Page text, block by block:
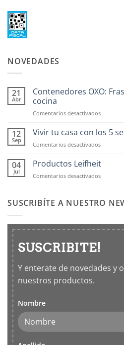
NOVEDADES
21
Abr
Contenedores OXO:
cocina
Comentarios desactivadosen
OXO:
hermticos
cocina
12
Sep
Vivir tu casa con los 5
Comentarios desactivadosen
tu
con
sentidos
04
Jul
Productos Leifheit
Comentarios desactivadosen
SUSCRIBÍTE A NUESTRO
SUSCRIBITE!
Y enterate de novedades y
nuestros productos.
Nombre